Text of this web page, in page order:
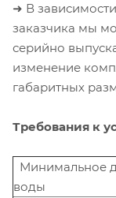
➜ В
заказчика мы
серийно
изменение
габаритных
Требования к
Минимальное
воды